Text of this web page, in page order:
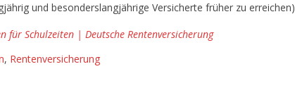
Schulzeiten
und besonderslangjährige Versicherte früher zu erreichen)
für Schulzeiten | Deutsche Rentenversicherung
, Rentenversicherung